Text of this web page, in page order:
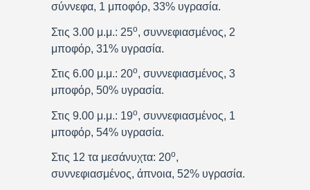
σύννεφα, 1 μποφόρ, 33% υγρασία.
Στις 3.00 μ.μ.: 25ο, συννεφιασμένος, 2
μποφόρ, 31% υγρασία.
Στις 6.00 μ.μ.: 20ο, συννεφιασμένος, 3
μποφόρ, 50% υγρασία.
Στις 9.00 μ.μ.: 19ο, συννεφιασμένος, 1
μποφόρ, 54% υγρασία.
Στις 12 τα μεσάνυχτα: 20ο,
συννεφιασμένος, άπνοια, 52% υγρασία.